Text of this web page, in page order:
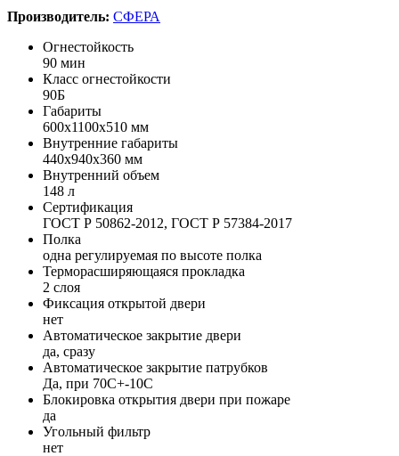
Производитель: СФЕРА
Огнестойкость
90 мин
Класс огнестойкости
90Б
Габариты
600x1100x510 мм
Внутренние габариты
440х940х360 мм
Внутренний объем
148 л
Сертификация
ГОСТ Р 50862-2012, ГОСТ Р 57384-2017
Полка
одна регулируемая по высоте полка
Терморасширяющаяся прокладка
2 слоя
Фиксация открытой двери
нет
Автоматическое закрытие двери
да, сразу
Автоматическое закрытие патрубков
Да, при 70С+-10C
Блокировка открытия двери при пожаре
да
Угольный фильтр
нет